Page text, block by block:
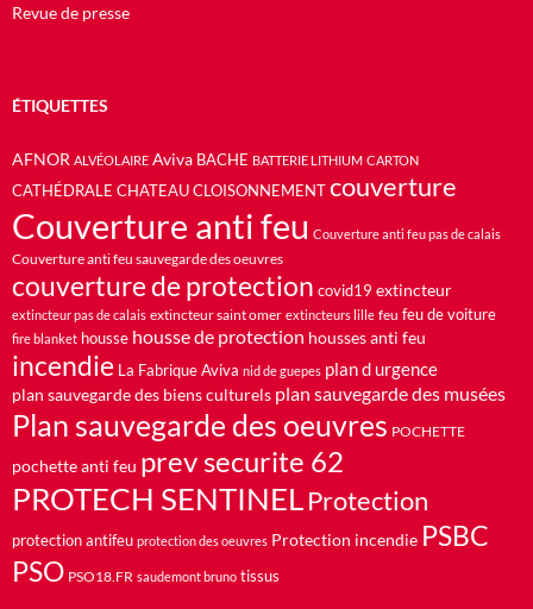
Revue de presse
ÉTIQUETTES
AFNOR ALVÉOLAIRE Aviva BACHE BATTERIE LITHIUM CARTON
CATHÉDRALE CHATEAU CLOISONNEMENT couverture
Couverture anti feu Couverture anti feu pas de calais
Couverture anti feu sauvegarde des oeuvres
couverture de protection covid19 extincteur
extincteur pas de calais extincteur saint omer extincteurs lille feu feu de voiture
fire blanket housse housse de protection housses anti feu
incendie La Fabrique Aviva nid de guepes plan d urgence
plan sauvegarde des biens culturels plan sauvegarde des musées
Plan sauvegarde des oeuvres POCHETTE
pochette anti feu prev securite 62
PROTECH SENTINELProtection
protection antifeu protection des oeuvres Protection incendie PSBC
PSO PSO18.FR saudemont bruno tissus